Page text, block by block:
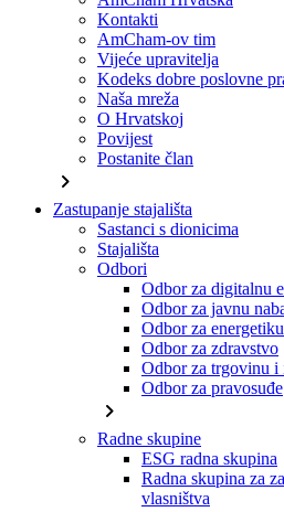
Kontakti
AmCham-ov tim
Vijeće upravitelja
Kodeks dobre poslovne
Naša mreža
O Hrvatskoj
Povijest
Postanite član
chevron_right
Zastupanje stajališta
Sastanci s dionicima
Stajališta
Odbori
Odbor za digitalnu
Odbor za javnu
Odbor za
Odbor za zdravstvo
Odbor za trgovinu i
Odbor za pravosuđe
chevron_right
Radne skupine
ESG radna skupina
Radna skupina za
vlasništva